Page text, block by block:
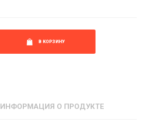
В КОРЗИНУ
ИНФОРМАЦИЯ О ПРОДУКТЕ